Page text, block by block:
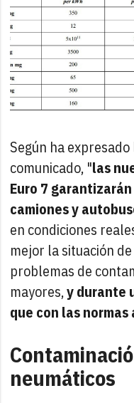
Según ha
comunicado, "las
Euro 7
camiones y
en condiciones
mejor la situación
problemas de
mayores,y durante
que con las
neumáticos